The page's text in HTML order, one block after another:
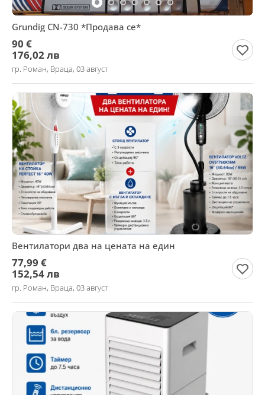
Grundig CN-730 *Продава се*
90 €
176,02 лв
гр. Роман, Враца, 03 август
Вентилатори два на цената на един
77,99 €
152,54 лв
гр. Роман, Враца, 03 август